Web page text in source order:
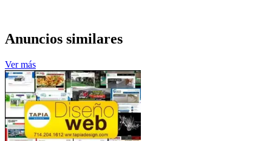
Anuncios similares
Ver más